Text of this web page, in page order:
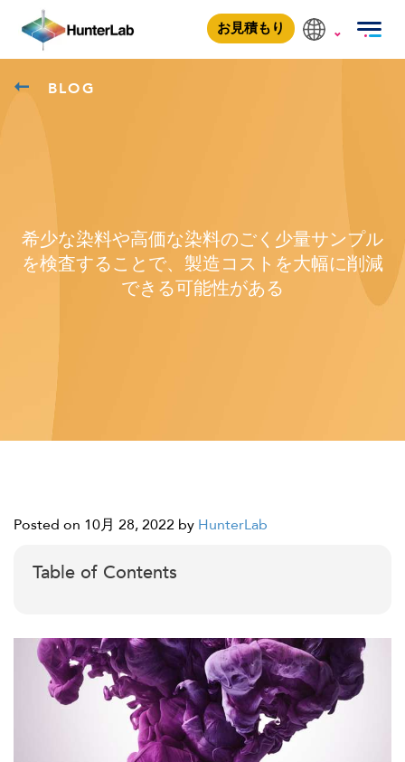
お見積もり
BLOG
希少な染料や高価な染料のごく少量サンプル
を検査することで、製造コストを大幅に削減
できる可能性がある
Posted on 10月 28, 2022 by HunterLab
Table of Contents